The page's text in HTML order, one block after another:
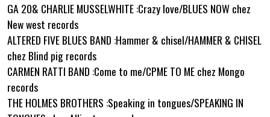
GA 20& CHARLIE MUSSELWHITE :Crazy love/BLUES NOW chez
New west records
ALTERED FIVE BLUES BAND :Hammer & chisel/HAMMER & CHISEL
chez Blind pig records
CARMEN RATTI BAND :Come to me/CPME TO ME chez Mongo
records
THE HOLMES BROTHERS :Speaking in tongues/SPEAKING IN